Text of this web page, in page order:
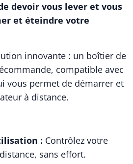
devoir vous lever et vous
et éteindre votre
innovante : un boîtier de
compatible avec
vous permet de démarrer et
à distance.
: Contrôlez votre
sans effort.